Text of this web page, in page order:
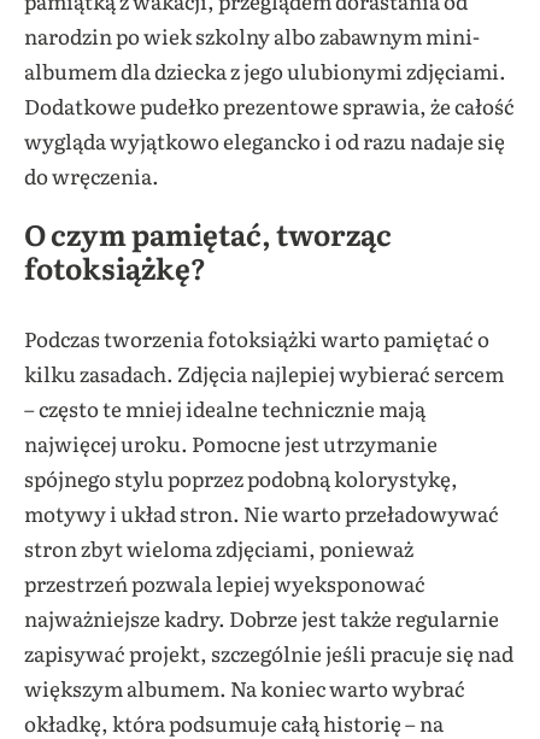
narodzin po wiek szkolny albo zabawnym mini-
albumem dla dziecka z jego ulubionymi zdjęciami.
Dodatkowe pudełko prezentowe sprawia, że całość
wygląda wyjątkowo elegancko i od razu nadaje się
do wręczenia.
O czym pamiętać, tworząc
fotoksiążkę?
Podczas tworzenia fotoksiążki warto pamiętać o
kilku zasadach. Zdjęcia najlepiej wybierać sercem
– często te mniej idealne technicznie mają
najwięcej uroku. Pomocne jest utrzymanie
spójnego stylu poprzez podobną kolorystykę,
motywy i układ stron. Nie warto przeładowywać
stron zbyt wieloma zdjęciami, ponieważ
przestrzeń pozwala lepiej wyeksponować
najważniejsze kadry. Dobrze jest także regularnie
zapisywać projekt, szczególnie jeśli pracuje się nad
większym albumem. Na koniec warto wybrać
okładkę, która podsumuje całą historię – na